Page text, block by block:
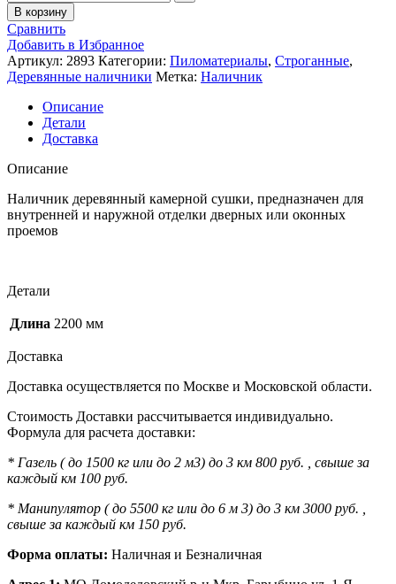
В корзину
Сравнить
Добавить в Избранное
Артикул: 2893 Категории: Пиломатериалы, Строганные,
Деревянные наличники Метка: Наличник
Описание
Детали
Доставка
Описание
Наличник деревянный камерной сушки, предназначен для
внутренней и наружной отделки дверных или оконных
проемов
Детали
Длина 2200 мм
Доставка
Доставка осуществляется по Москве и Московской области.
Стоимость Доставки рассчитывается индивидуально.
Формула для расчета доставки:
* Газель ( до 1500 кг или до 2 м3) до 3 км 800 руб. , свыше за
каждый км 100 руб.
* Манипулятор ( до 5500 кг или до 6 м 3) до 3 км 3000 руб. ,
свыше за каждый км 150 руб.
Форма оплаты: Наличная и Безналичная